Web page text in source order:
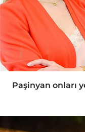
Paşinyan onları